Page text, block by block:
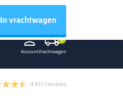
AccountVrachtwagen
0
4.927 reviews
In vrachtwagen